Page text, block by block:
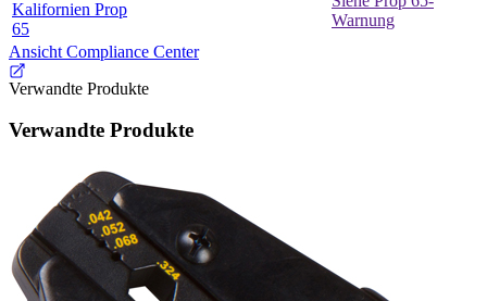
Kalifornien Prop
65
Warnung
Ansicht Compliance Center
Verwandte Produkte
Verwandte Produkte